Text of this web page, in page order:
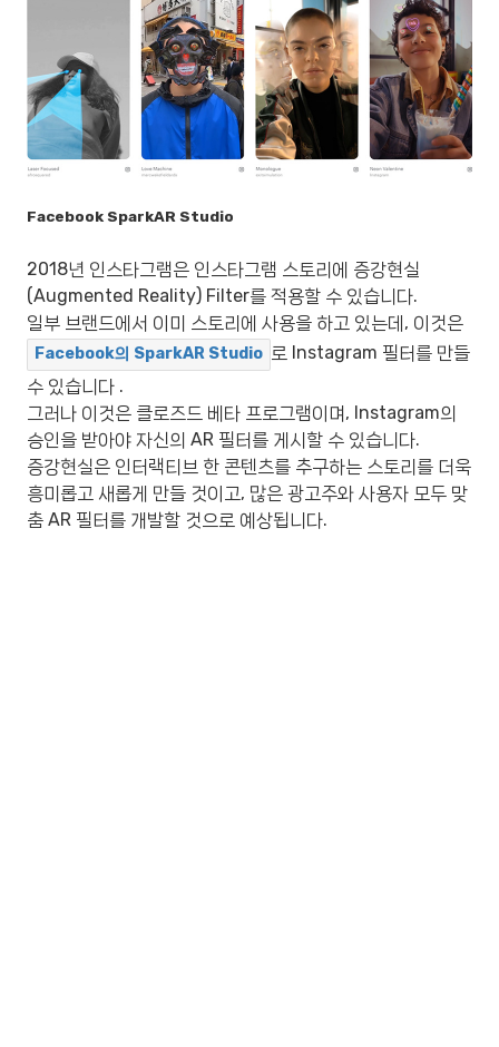
Facebook SparkAR Studio
2018년 인스타그램은 인스타그램 스토리에 증강현실
(Augmented Reality) Filter를 적용할 수 있습니다.
일부 브랜드에서 이미 스토리에 사용을 하고 있는데, 이것은
Facebook의 SparkAR Studio 로 Instagram 필터를 만들
수 있습니다 .
그러나 이것은 클로즈드 베타 프로그램이며, Instagram의
승인을 받아야 자신의 AR 필터를 게시할 수 있습니다.
증강현실은 인터랙티브 한 콘텐츠를 추구하는 스토리를 더욱
흥미롭고 새롭게 만들 것이고, 많은 광고주와 사용자 모두 맞
춤 AR 필터를 개발할 것으로 예상됩니다.